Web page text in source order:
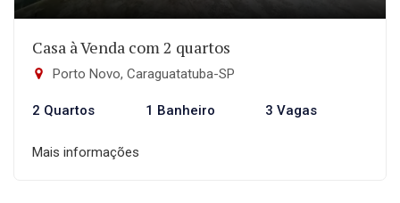
Casa à Venda com 2 quartos
Porto Novo, Caraguatatuba-SP
2 Quartos 1 Banheiro 3 Vagas
Mais informações